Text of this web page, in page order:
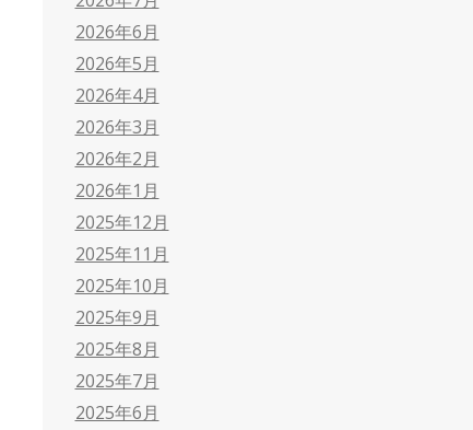
2026年6月
2026年5月
2026年4月
2026年3月
2026年2月
2026年1月
2025年12月
2025年11月
2025年10月
2025年9月
2025年8月
2025年7月
2025年6月